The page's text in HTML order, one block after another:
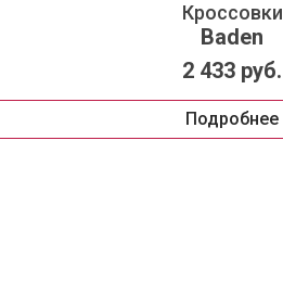
Кроссовки
Baden
2 433 руб.
Подробнее